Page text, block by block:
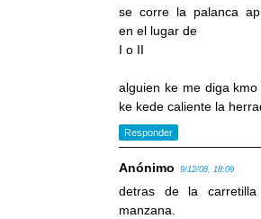
se corre la palanca
en el lugar de
I o II
alguien ke me diga
ke kede caliente la
Responder
Anónimo 9/12/08, 18:09
detras de la
manzana.